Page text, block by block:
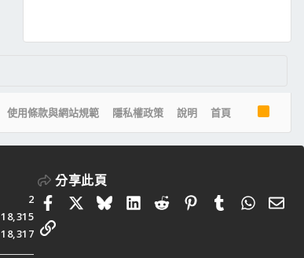
使用條款與網站規範 隱私權政策 說明 首頁
S
2
18,315
18,317
分享此頁
FacebookBlueskyLinkedIn
RedditPinterestTumblr 電
連結